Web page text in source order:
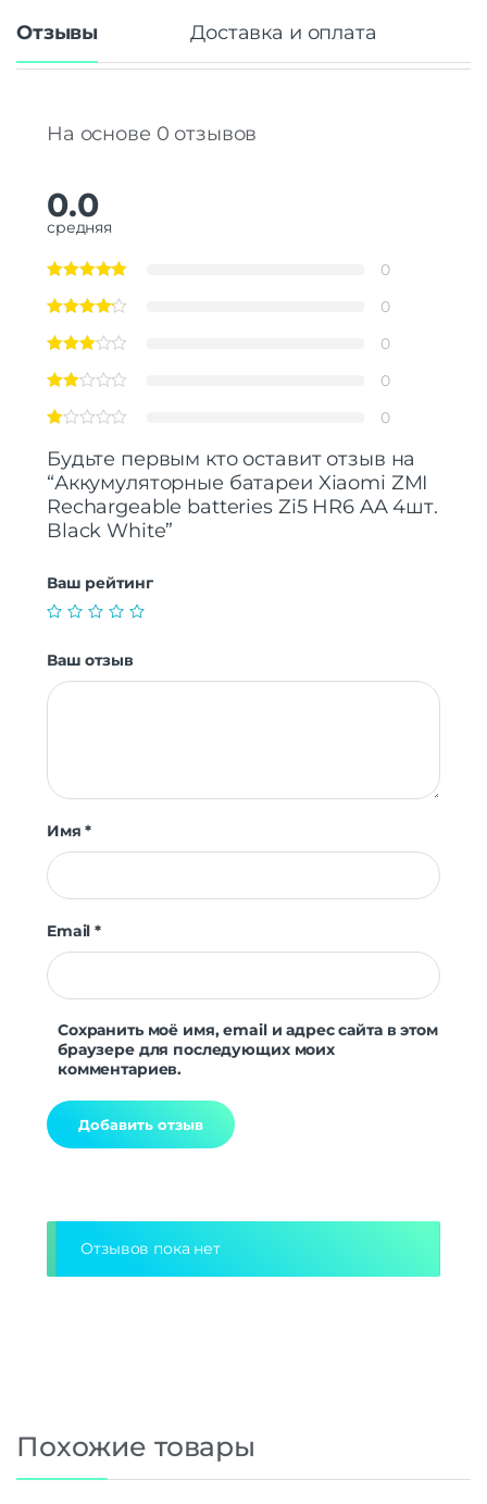
Отзывы Доставка и оплата
На основе 0 отзывов
0.0
средняя
0
0
0
0
0
Будьте первым кто оставит отзыв на
“Аккумуляторные батареи Xiaomi ZMI
Rechargeable batteries Zi5 HR6 AA 4шт.
Black White”
Ваш рейтинг
Ваш отзыв
Имя*
Email*
Сохранить моё имя, email и адрес сайта в этом
браузере для последующих моих
комментариев.
Отзывов пока нет
Похожие товары